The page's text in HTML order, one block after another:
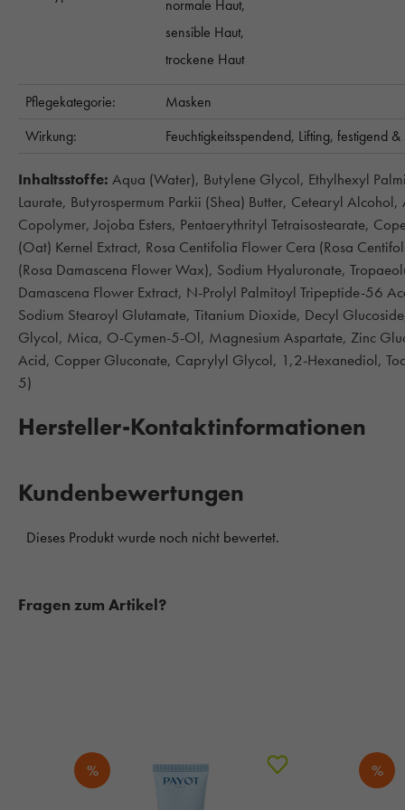
normale Haut,
sensible Haut,
trockene Haut
Pflegekategorie:
Masken
Wirkung:
Feuchtigkeitsspendend, Lifting, festigend &
Inhaltsstoffe: Aqua (Water), Butylene Glycol, Ethylhexyl
Laurate, Butyrospermum Parkii (Shea) Butter, Cetearyl
Copolymer, Jojoba Esters, Pentaerythrityl Tetraisostearate,
(Oat) Kernel Extract, Rosa Centifolia Flower Cera (Rosa
(Rosa Damascena Flower Wax), Sodium Hyaluronate,
Damascena Flower Extract, N-Prolyl Palmitoyl Tripeptide-56
Sodium Stearoyl Glutamate, Titanium Dioxide, Decyl
Glycol, Mica, O-Cymen-5-Ol, Magnesium Aspartate, Zinc
Acid, Copper Gluconate, Caprylyl Glycol, 1,2-Hexanediol,
5)
Hersteller-Kontaktinformationen
Kundenbewertungen
Fragen zum Artikel?
% %